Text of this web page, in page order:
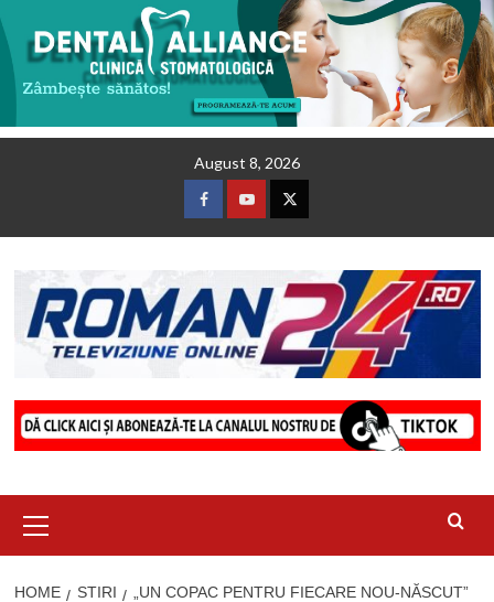
August 8, 2026
FacebookYoutubeTwitter
Menu
HOME STIRI
„UN COPAC PENTRU FIECARE NOU-NĂSCUT”